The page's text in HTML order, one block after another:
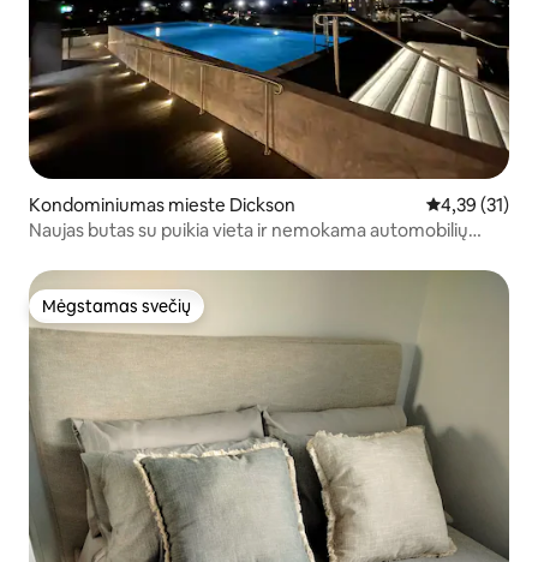
Kondominiumas mieste Dickson Vidutinis
4,39 (31)
Naujas butas su puikia vieta ir nemokama automobilių
Mėgstamas svečių
Mėgstamas svečių